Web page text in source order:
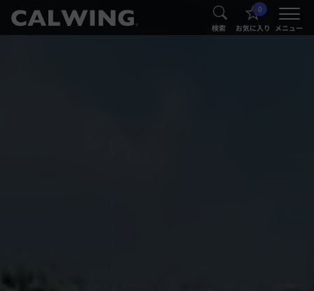
® 検索
0
お気に入り メニュー
®